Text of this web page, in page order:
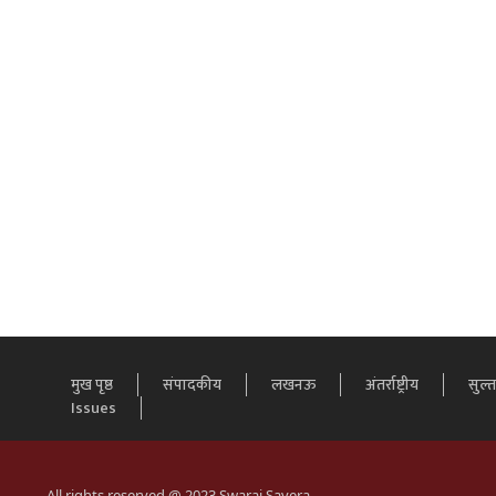
मुख पृष्ठ संपादकीय लखनऊ अंतर्राष्ट्रीय
Issues